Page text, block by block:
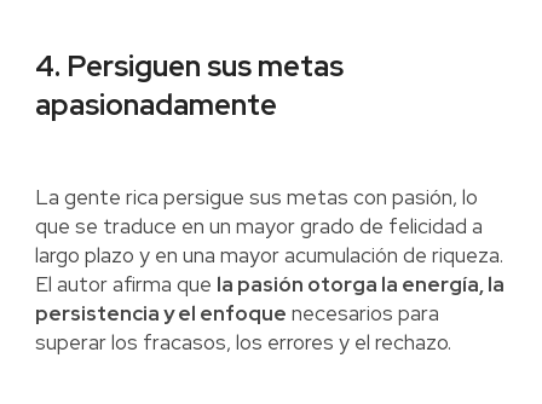
4. Persiguen sus metas
apasionadamente
La gente rica persigue sus metas con pasión, lo
que se traduce en un mayor grado de felicidad a
largo plazo y en una mayor acumulación de riqueza.
El autor afirma que la pasión otorga la energía, la
persistencia y el enfoque necesarios para
superar los fracasos, los errores y el rechazo.